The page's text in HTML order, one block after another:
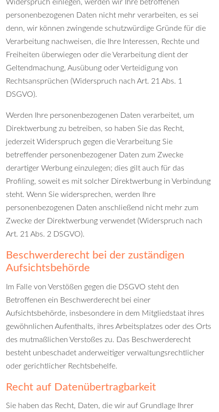
Widerspruch einlegen, werden wir Ihre betroffenen
personenbezogenen Daten nicht mehr verarbeiten, es sei
denn, wir können zwingende schutzwürdige Gründe für die
Verarbeitung nachweisen, die Ihre Interessen, Rechte und
Freiheiten überwiegen oder die Verarbeitung dient der
Geltendmachung, Ausübung oder Verteidigung von
Rechtsansprüchen (Widerspruch nach Art. 21 Abs. 1
DSGVO).
Werden Ihre personenbezogenen Daten verarbeitet, um
Direktwerbung zu betreiben, so haben Sie das Recht,
jederzeit Widerspruch gegen die Verarbeitung Sie
betreffender personenbezogener Daten zum Zwecke
derartiger Werbung einzulegen; dies gilt auch für das
Profiling, soweit es mit solcher Direktwerbung in Verbindung
steht. Wenn Sie widersprechen, werden Ihre
personenbezogenen Daten anschließend nicht mehr zum
Zwecke der Direktwerbung verwendet (Widerspruch nach
Art. 21 Abs. 2 DSGVO).
Beschwerderecht bei der zuständigen
Aufsichtsbehörde
Im Falle von Verstößen gegen die DSGVO steht den
Betroffenen ein Beschwerderecht bei einer
Aufsichtsbehörde, insbesondere in dem Mitgliedstaat ihres
gewöhnlichen Aufenthalts, ihres Arbeitsplatzes oder des Orts
des mutmaßlichen Verstoßes zu. Das Beschwerderecht
besteht unbeschadet anderweitiger verwaltungsrechtlicher
oder gerichtlicher Rechtsbehelfe.
Recht auf Datenübertragbarkeit
Sie haben das Recht, Daten, die wir auf Grundlage Ihrer